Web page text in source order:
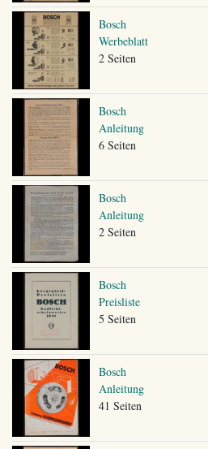
Bosch
Werbeblatt
2 Seiten
Bosch
Anleitung
6 Seiten
Bosch
Anleitung
2 Seiten
Bosch
Preisliste
5 Seiten
Bosch
Anleitung
41 Seiten